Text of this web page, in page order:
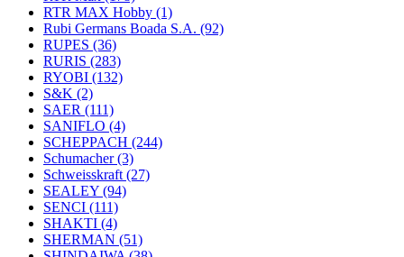
RTR MAX Hobby (1)
Rubi Germans Boada S.A. (92)
RUPES (36)
RURIS (283)
RYOBI (132)
S&K (2)
SAER (111)
SANIFLO (4)
SCHEPPACH (244)
Schumacher(3)
Schweisskraft (27)
SEALEY (94)
SENCI (111)
SHAKTI (4)
SHERMAN (51)